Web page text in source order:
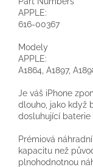
APPLE:
616-00367
Modely
APPLE:
A1864, A1897,
Je váš iPhone
dlouho, jako když
dosluhující baterie
Prémiová
kapacitu než
plnohodnotnou